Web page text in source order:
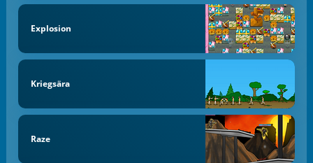
Explosion
Kriegsära
Raze